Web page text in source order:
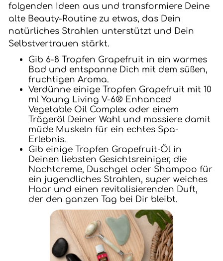
folgenden Ideen aus und transformiere Deine
alte Beauty-Routine zu etwas, das Dein
natürliches Strahlen unterstützt und Dein
Selbstvertrauen stärkt.
Gib 6-8 Tropfen Grapefruit in ein warmes
Bad und entspanne Dich mit dem süßen,
fruchtigen Aroma.
Verdünne einige Tropfen Grapefruit mit 10
ml Young Living V-6® Enhanced
Vegetable Oil Complex oder einem
Trägeröl Deiner Wahl und massiere damit
müde Muskeln für ein echtes Spa-
Erlebnis.
Gib einige Tropfen Grapefruit-Öl in
Deinen liebsten Gesichtsreiniger, die
Nachtcreme, Duschgel oder Shampoo für
ein jugendliches Strahlen, super weiches
Haar und einen revitalisierenden Duft,
der den ganzen Tag bei Dir bleibt.